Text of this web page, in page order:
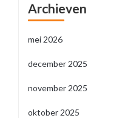
Archieven
mei 2026
december 2025
november 2025
oktober 2025